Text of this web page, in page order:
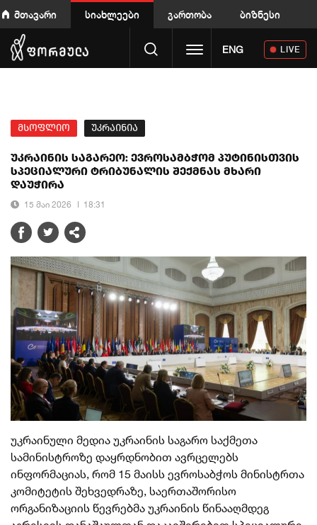
მთავარი სიახლეები გართობა ბიზნესი
Toggle navigation
ENG LIVE
მსოფლიო უკრაინია
უკრაინის საგარეო: ევროსამბჭომ პუტინისთვის
სპეციალური ტრიბუნალის შექმნას მხარი
დაუჭირა
15 მაი 2026 18:31
უკრაინული მედია უკრაინის საგარო საქმეთა
სამინისტროზე დაყრდნობით ავრცელებს
ინფორმაციას, რომ 15 მაისს ევროსაბჭოს მინისტრთა
კომიტეტის შეხვედრაზე, საერთაშორისო
ორგანიზაციის წევრებმა უკრაინის წინააღმდეგ